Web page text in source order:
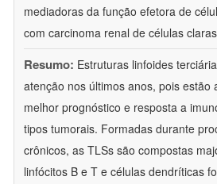
mediadoras da função efetora de
com carcinoma renal de células claras
Resumo: Estruturas linfoides
atenção nos últimos anos, pois estão
melhor prognóstico e resposta a
tipos tumorais. Formadas durante
crônicos, as TLSs são compostas
linfócitos B e T e células dendríticas